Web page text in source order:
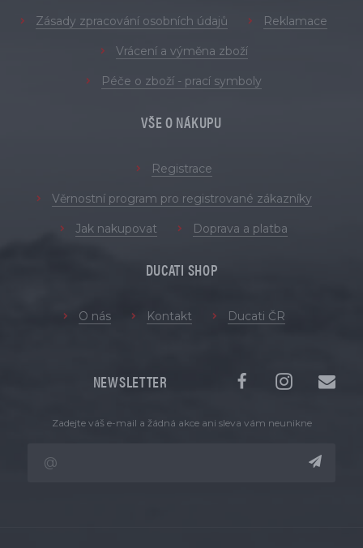
Zásady zpracování osobních údajů Reklamace
Vrácení a výměna zboží
Péče o zboží - prací symboly
VŠE O NÁKUPU
Registrace
Věrnostní program pro registrované zákazníky
Jak nakupovat Doprava a platba
DUCATI SHOP
O nás Kontakt Ducati ČR
NEWSLETTER
Zadejte váš e-mail a žádná akce ani sleva vám neunikne